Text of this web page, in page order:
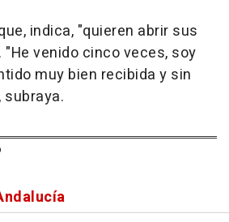
indica, "quieren abrir sus
venido cinco veces, soy
muy bien recibida y sin
subraya.